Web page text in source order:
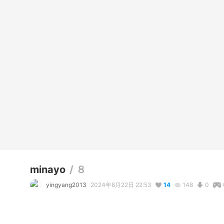
minayo / ８
yingyang2013 2024年8月22日 22:53 14 148 0